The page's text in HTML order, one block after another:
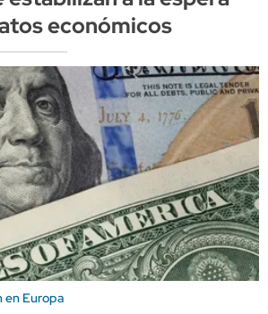
económicos
en Europa